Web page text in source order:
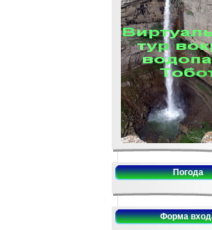
Погода
Форма